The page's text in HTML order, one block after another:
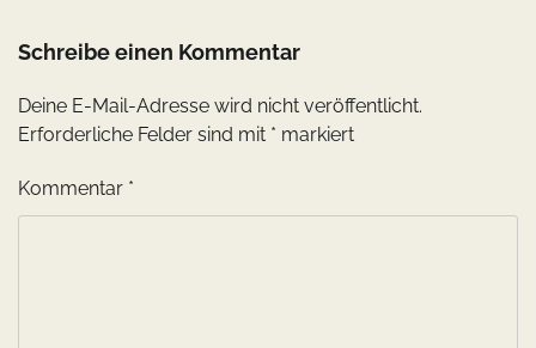
Schreibe einen Kommentar
Deine E-Mail-Adresse wird nicht veröffentlicht.
Erforderliche Felder sind mit * markiert
Kommentar *